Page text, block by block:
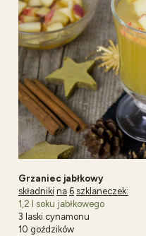
Grzaniec jabłkowy
składniki na 6 szklaneczek:
1,2 l soku jabłkowego
3 laski cynamonu
10 goździków